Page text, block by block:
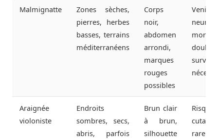
Malmignatte
Zones sèches,
pierres, herbes
basses, terrains
méditerranéens
Corps
noir,
abdomen
arrondi,
marques
rouges
possibles
Venin
Araignée
violoniste
Endroits
sombres, secs,
abris, parfois
Brun clair
à brun,
silhouette